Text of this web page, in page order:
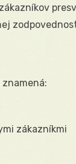
zákazníkmi